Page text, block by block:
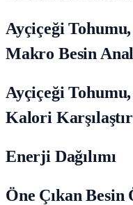
Ayçiçeği
Makro Besin
Ayçiçeği
Kalori
Enerji Dağılımı
Öne Çıkan Besin